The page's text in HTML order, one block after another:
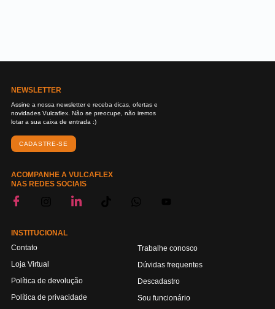
NEWSLETTER
Assine a nossa newsletter e receba dicas, ofertas e
novidades Vulcaflex. Não se preocupe, não iremos
lotar a sua caixa de entrada :)
CADASTRE-SE
ACOMPANHE A VULCAFLEX
NAS REDES SOCIAIS
INSTITUCIONAL
Contato
Loja Virtual
Política de devolução
Política de privacidade
Trabalhe conosco
Dúvidas frequentes
Descadastro
Sou funcionário